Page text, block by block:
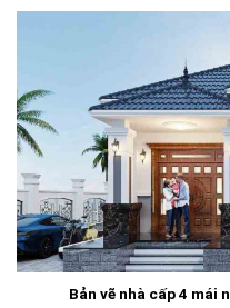
Bản vẽ nhà cấp 4 mái